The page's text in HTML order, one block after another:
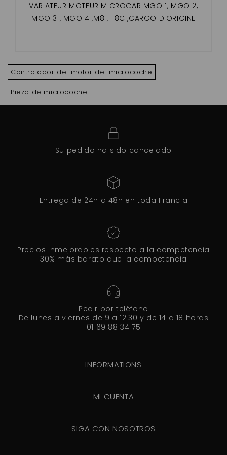
VARIATEUR MOTEUR MICROCAR MGO 1, MGO 2,
MGO 3 , MGO 4 ,M8 , F8C ,CARGO D'ORIGINE
Controlador del motor del microcoche
Pieza de microcoche
Su pedido ha sido cancelado
Entrega de 24h a 48h en toda Francia
Precios inmejorables respecto a la competencia
30% más barato que la competencia
Pedir por teléfono
De lunes a viernes de 9 a 12:30 y de 14 a 18 horas
01 69 88 34 75
INFORMATIONS
MI CUENTA
SIGA CON NOSOTROS